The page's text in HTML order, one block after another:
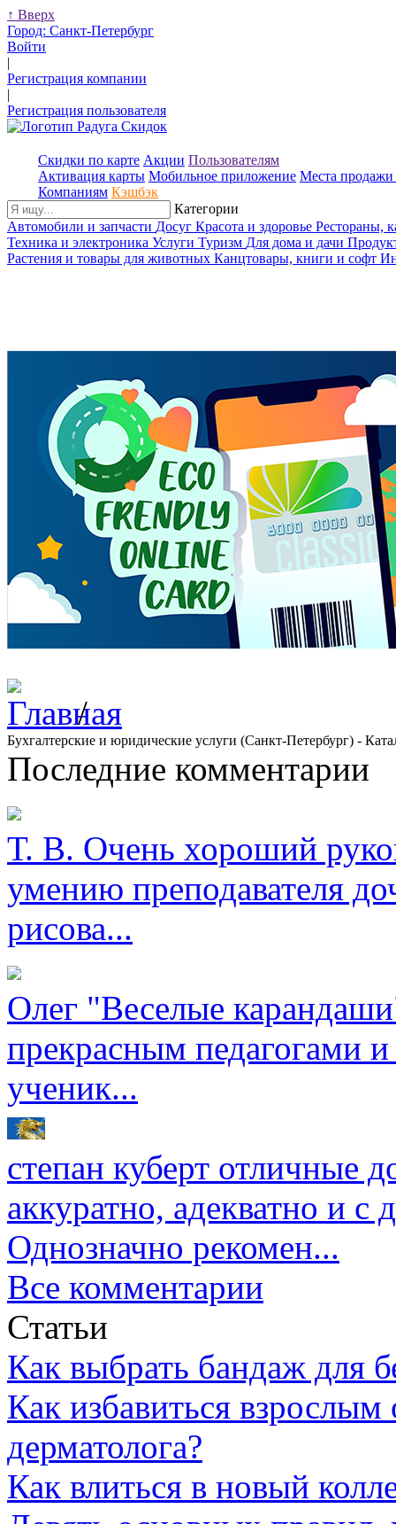
↑ Вверх
Город: Санкт-Петербург
Войти
|
Регистрация компании
|
Регистрация пользователя
Скидки по карте Акции Пользователям
Активация карты Мобильное приложение Места продажи
Компаниям Кэшбэк
Категории
Автомобили и запчасти Досуг Красота и здоровье Рестораны,
Техника и электроника Услуги Туризм Для дома и дачи
Растения и товары для животных Канцтовары, книги и софт
/
Бухгалтерские и юридические услуги (Санкт-Петербург) -
Последние комментарии
Т. В. Очень хороший
умению преподавателя
рисова...
Олег "Веселые
прекрасным педагогами
ученик...
степан куберт отличные
аккуратно, адекватно и
Однозначно рекомен...
Все комментарии
Статьи
Как выбрать бандаж для
Как избавиться
дерматолога?
Как влиться в новый